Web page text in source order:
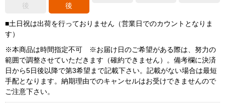
後 後
■土日祝は出荷を行っておりません（営業日でのカウントとなりま
す）
※本商品は時間指定不可 ※お届け日のご希望がある際は、努力の
範囲で調整させていただきます（確約できません）。備考欄に決済
日から5日後以降で第3希望まで記載下さい。記載がない場合は最短
手配となります。納期理由でのキャンセルはお受けできませんので
ご注意下さい。